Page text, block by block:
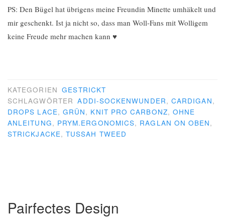
PS: Den Bügel hat übrigens meine Freundin Minette umhäkelt und
mir geschenkt. Ist ja nicht so, dass man Woll-Fans mit Wolligem
keine Freude mehr machen kann ♥
KATEGORIEN GESTRICKT
SCHLAGWÖRTER ADDI-SOCKENWUNDER, CARDIGAN,
DROPS LACE, GRÜN, KNIT PRO CARBONZ, OHNE
ANLEITUNG, PRYM.ERGONOMICS, RAGLAN ON OBEN,
STRICKJACKE,TUSSAH TWEED
Pairfectes Design